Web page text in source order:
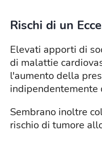
Rischi di un
Elevati apporti di
di malattie
l'aumento della
indipendentemente
Sembrano inoltre
rischio di tumore